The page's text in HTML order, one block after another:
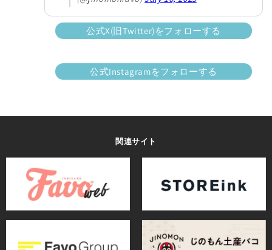
公式X(旧Twitter)をフォローする
公式Instagramをフォローする
関連サイト